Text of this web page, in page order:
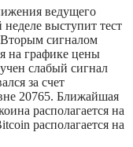
ведущего
выступит тест
сигналом
на графике цены
слабый сигнал
за счет
20765. Ближайшая
располагается на
располагается на